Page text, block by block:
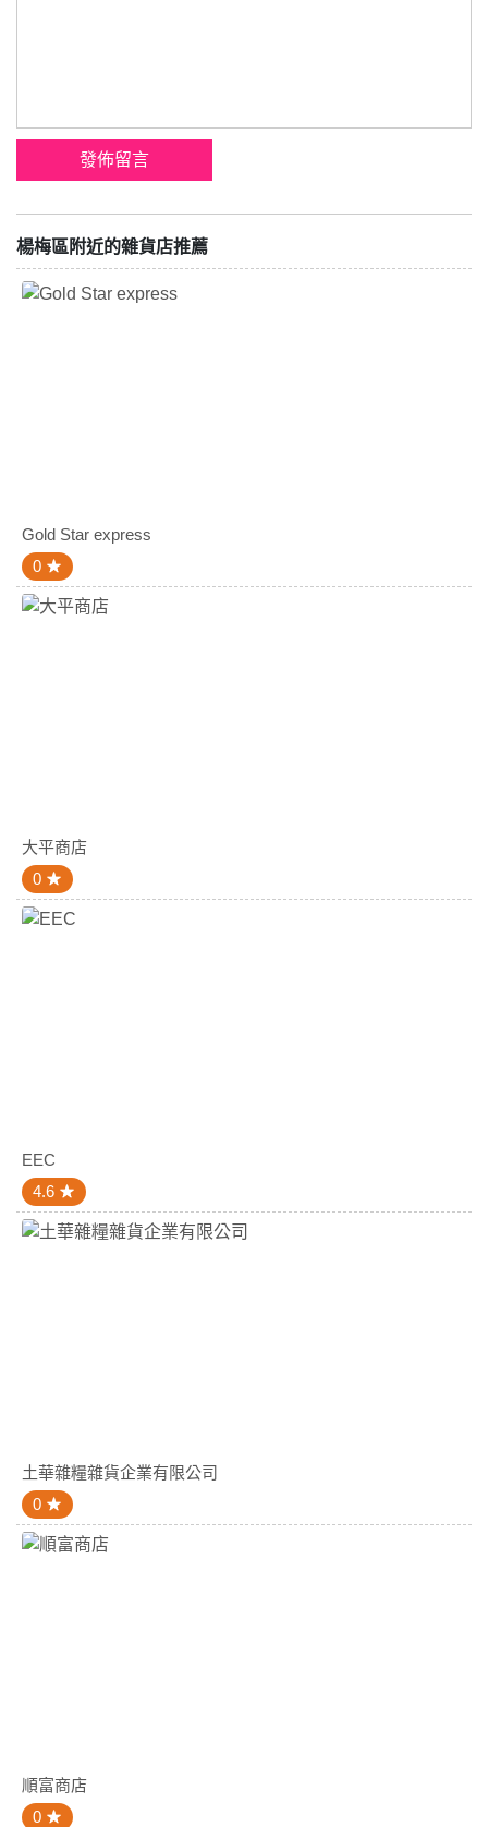
楊梅區附近的雜貨店推薦
Gold Star express
0
大平商店
0
EEC
4.6
土華雜糧雜貨企業有限公司
0
順富商店
0